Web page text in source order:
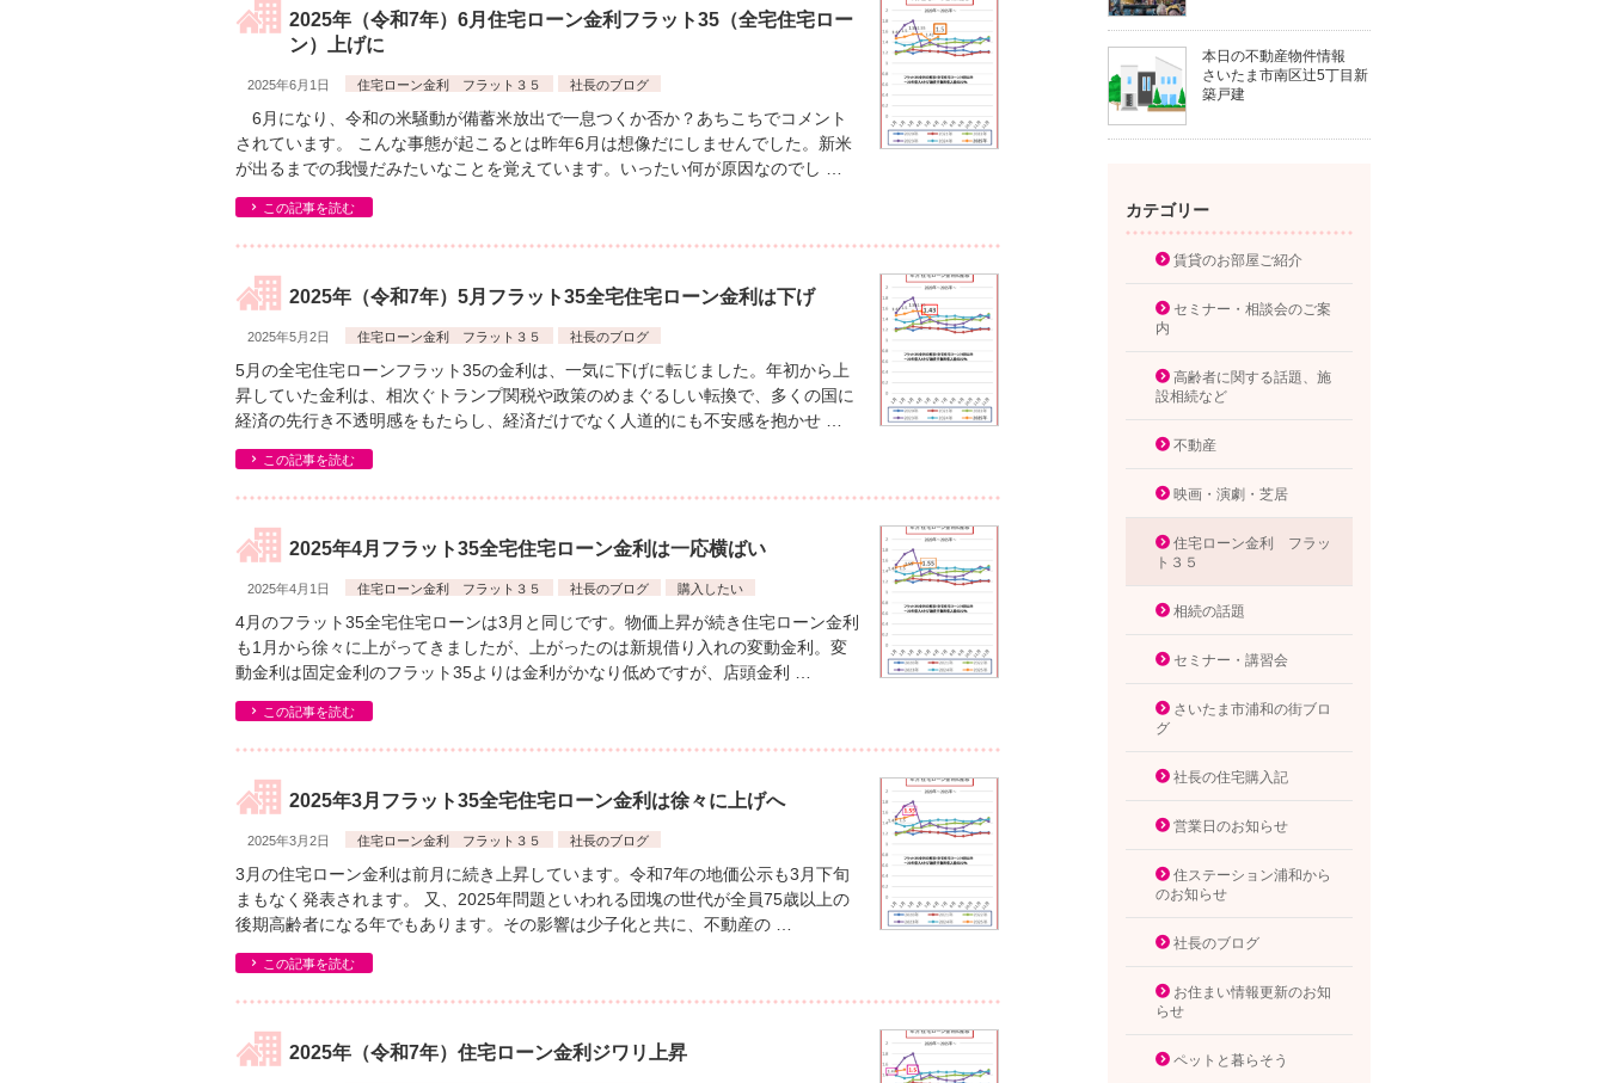
2025年（令和7年）6月住宅ローン金利フラット35（全宅住宅ロー
ン）上げに
2025年6月1日 住宅ローン金利 フラット３５ 社長のブログ
6月になり、令和の米騒動が備蓄米放出で一息つくか否か？あちこちでコメント
されています。 こんな事態が起こるとは昨年6月は想像だにしませんでした。新米
が出るまでの我慢だみたいなことを覚えています。いったい何が原因なのでし …
この記事を読む
2025年（令和7年）5月フラット35全宅住宅ローン金利は下げ
2025年5月2日 住宅ローン金利 フラット３５ 社長のブログ
5月の全宅住宅ローンフラット35の金利は、一気に下げに転じました。年初から上
昇していた金利は、相次ぐトランプ関税や政策のめまぐるしい転換で、多くの国に
経済の先行き不透明感をもたらし、経済だけでなく人道的にも不安感を抱かせ …
この記事を読む
2025年4月フラット35全宅住宅ローン金利は一応横ばい
2025年4月1日 住宅ローン金利 フラット３５ 社長のブログ 購入したい
4月のフラット35全宅住宅ローンは3月と同じです。物価上昇が続き住宅ローン金利
も1月から徐々に上がってきましたが、上がったのは新規借り入れの変動金利。変
動金利は固定金利のフラット35よりは金利がかなり低めですが、店頭金利 …
この記事を読む
2025年3月フラット35全宅住宅ローン金利は徐々に上げへ
2025年3月2日 住宅ローン金利 フラット３５ 社長のブログ
3月の住宅ローン金利は前月に続き上昇しています。令和7年の地価公示も3月下旬
まもなく発表されます。 又、2025年問題といわれる団塊の世代が全員75歳以上の
後期高齢者になる年でもあります。その影響は少子化と共に、不動産の …
この記事を読む
2025年（令和7年）住宅ローン金利ジワリ上昇
本日の不動産物件情報
さいたま市南区辻5丁目新
築戸建
カテゴリー
賃貸のお部屋ご紹介
セミナー・相談会のご案
内
高齢者に関する話題、施
設相続など
不動産
映画・演劇・芝居
住宅ローン金利 フラッ
ト３５
相続の話題
セミナー・講習会
さいたま市浦和の街ブロ
グ
社長の住宅購入記
営業日のお知らせ
住ステーション浦和から
のお知らせ
社長のブログ
お住まい情報更新のお知
らせ
ペットと暮らそう